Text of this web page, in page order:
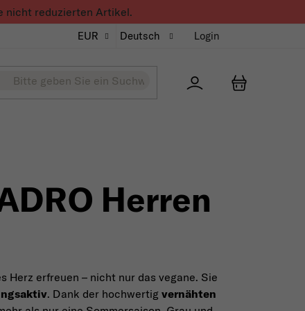
nicht reduzierten Artikel.
EUR Deutsch Login
Herren
Herz erfreuen – nicht nur das vegane. Sie
. Dank der hochwertig vernähten